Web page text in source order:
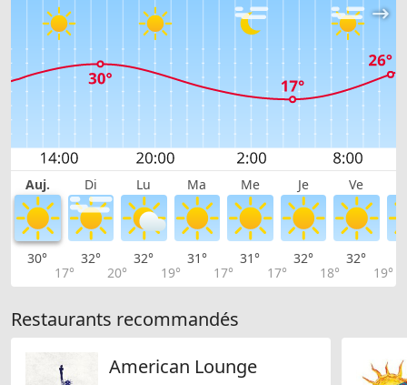
Auj. Di Lu Ma Me Je Ve
30°
17°
32°
20°
32°
19°
31°
17°
31°
17°
32°
18°
32°
19°
Restaurants recommandés
American Lounge